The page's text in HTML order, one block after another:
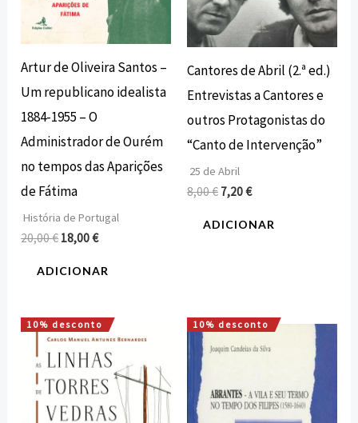
Artur de Oliveira Santos –
Um republicano idealista
1884-1955 – O
Administrador de Ourém
no tempos das Aparições
de Fátima
História de Portugal
20,00€ 18,00€
ADICIONAR
Cantores de Abril (2.ª ed.)
Entrevistas a Cantores e
outros Protagonistas do
“Canto de Intervenção”
25 de Abril
8,00€ 7,20€
ADICIONAR
10% desconto
O
preço
original
era:
18,00 €.
O
preço
atual
é:
16,20 €.
10% desconto
O
preço
26,20 €.
O
preço
23,58 €.